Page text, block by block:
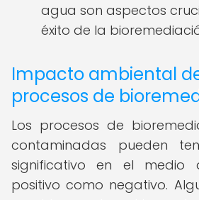
agua son aspectos
éxito de la
Impacto ambiental
procesos de
Los procesos de
contaminadas pueden
significativo en el medio
positivo como negativo.